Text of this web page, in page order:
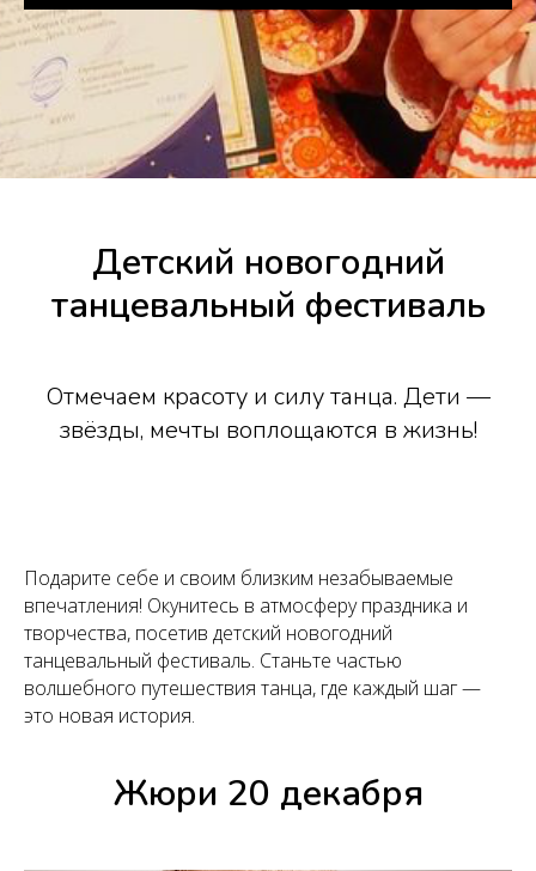
Детский новогодний
танцевальный фестиваль
Отмечаем красоту и силу танца. Дети —
звёзды, мечты воплощаются в жизнь!
Подарите себе и своим близким незабываемые
впечатления! Окунитесь в атмосферу праздника и
творчества, посетив детский новогодний
танцевальный фестиваль. Станьте частью
волшебного путешествия танца, где каждый шаг —
это новая история.
Жюри 20 декабря